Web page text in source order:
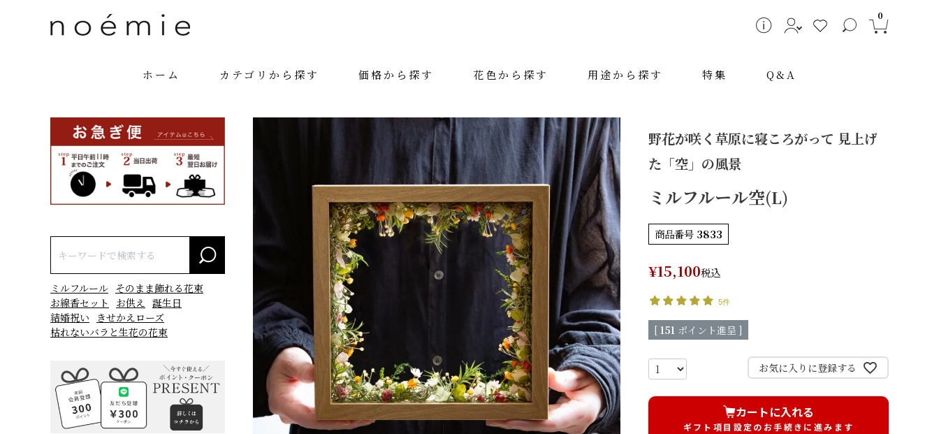
カテゴリー
花色
用途
価格（税抜）
検索
0
ホーム カテゴリから探す 価格から探す 花色から探す 用途から探す 特集 Q&A
ミルフルール そのまま飾れる花束
お線香セット
お供え 誕生日
結婚祝い
きせかえローズ
枯れないバラと生花の花束
野花が咲く草原に寝ころがって 見上げ
た「空」の風景
ミルフルール空(L)
商品番号 3833
¥15,100税込
5件
[ 151 ポイント進呈 ]
お気に入りに登録する
カートに入れる
ギフト項目設定のお手続きに進みます